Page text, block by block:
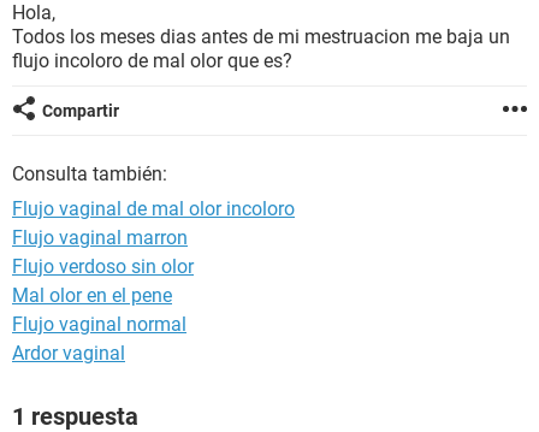
BIENESTAR
Hola,
Todos los meses dias antes de mi mestruacion me baja un
flujo incoloro de mal olor que es?
Compartir
Consulta también:
Flujo vaginal de mal olor incoloro
Flujo vaginal marron
Flujo verdoso sin olor
Mal olor en el pene
Flujo vaginal normal
Ardor vaginal
1 respuesta